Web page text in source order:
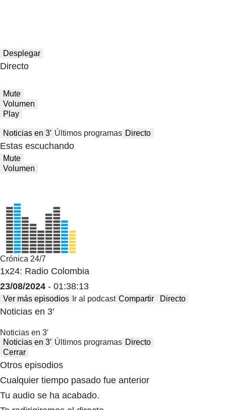
Desplegar
Directo
Mute
Volumen
Play
Noticias en 3′ Últimos programas Directo
Estas escuchando
Mute
Volumen
Crónica 24/7
1x24: Radio Colombia
23/08/2024 - 01:38:13
Ver más episodios Ir al podcast Compartir Directo
Noticias en 3′
Noticias en 3′
Noticias en 3′ Últimos programas Directo
Cerrar
Otros episodios
Cualquier tiempo pasado fue anterior
Tu audio se ha acabado.